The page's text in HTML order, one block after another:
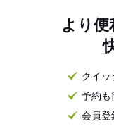
より
クイッ
予約も
会員登